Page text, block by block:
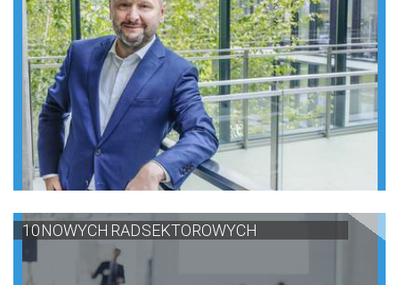
10 NOWYCH RAD SEKTOROWYCH